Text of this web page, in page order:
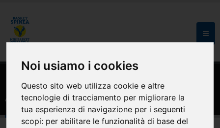
Noi usiamo i cookies
Questo sito web utilizza cookie e altre
tecnologie di tracciamento per migliorare la
tua esperienza di navigazione per i seguenti
scopi: per abilitare le funzionalità di base del
Area riservata